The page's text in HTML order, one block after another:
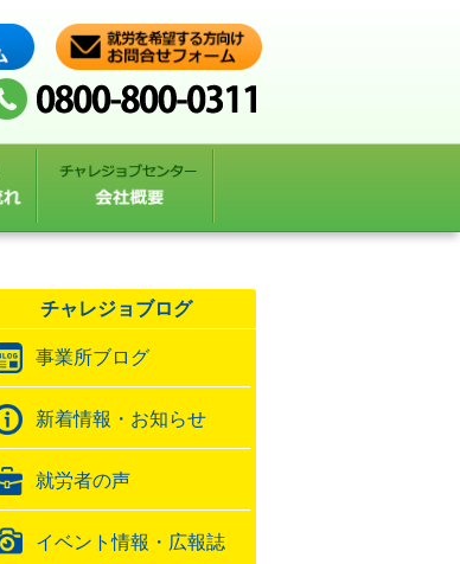
チャレジョブログ
事業所ブログ
新着情報・お知らせ
就労者の声
イベント情報・広報誌